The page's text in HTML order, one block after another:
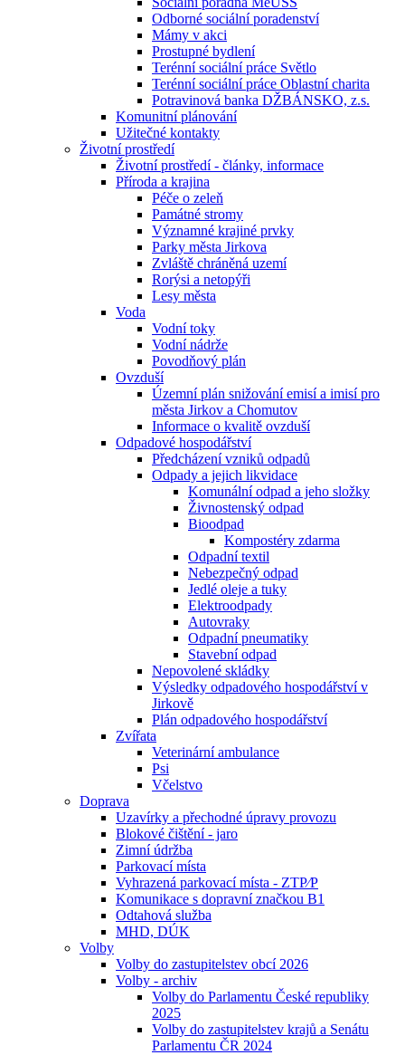
Odborné sociální poradenství
Mámy v akci
Prostupné bydlení
Terénní sociální práce Světlo
Terénní sociální práce Oblastní charita
Potravinová banka DŽBÁNSKO, z.s.
Komunitní plánování
Užitečné kontakty
Životní prostředí
Životní prostředí - články, informace
Příroda a krajina
Péče o zeleň
Památné stromy
Významné krajiné prvky
Parky města Jirkova
Zvláště chráněná uzemí
Rorýsi a netopýři
Lesy města
Voda
Vodní toky
Vodní nádrže
Povodňový plán
Ovzduší
Územní plán snižování emisí a imisí pro
města Jirkov a Chomutov
Informace o kvalitě ovzduší
Odpadové hospodářství
Předcházení vzniků odpadů
Odpady a jejich likvidace
Komunální odpad a jeho složky
Živnostenský odpad
Bioodpad
Kompostéry zdarma
Odpadní textil
Nebezpečný odpad
Jedlé oleje a tuky
Elektroodpady
Autovraky
Odpadní pneumatiky
Stavební odpad
Nepovolené skládky
Výsledky odpadového hospodářství v
Jirkově
Plán odpadového hospodářství
Zvířata
Veterinární ambulance
Psi
Včelstvo
Doprava
Uzavírky a přechodné úpravy provozu
Blokové čištění - jaro
Zimní údržba
Parkovací místa
Vyhrazená parkovací místa - ZTP⁄P
Komunikace s dopravní značkou B1
Odtahová služba
MHD, DÚK
Volby
Volby do zastupitelstev obcí 2026
Volby - archiv
Volby do Parlamentu České republiky
2025
Volby do zastupitelstev krajů a Senátu
Parlamentu ČR 2024